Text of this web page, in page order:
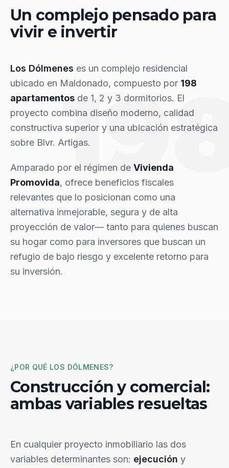
Un complejo pensado para
vivir e invertir
Los Dólmenes es un complejo residencial
ubicado en Maldonado, compuesto por 198
apartamentos de 1, 2 y 3 dormitorios. El
proyecto combina diseño moderno, calidad
constructiva superior y una ubicación estratégica
sobre Blvr. Artigas.
Amparado por el régimen de Vivienda
Promovida, ofrece beneficios fiscales
relevantes que lo posicionan como una
alternativa inmejorable, segura y de alta
proyección de valor— tanto para quienes buscan
su hogar como para inversores que buscan un
refugio de bajo riesgo y excelente retorno para
su inversión.
¿POR QUÉ LOS DÓLMENES?
Construcción y comercial:
ambas variables resueltas
En cualquier proyecto inmobiliario las dos
variables determinantes son: ejecución y